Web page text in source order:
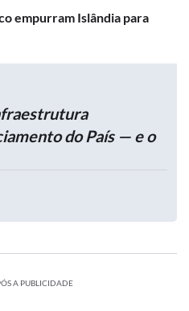
empurram Islândia para
do País — e o
A PUBLICIDADE